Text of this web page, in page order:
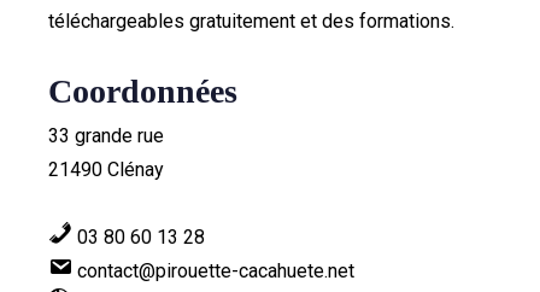
téléchargeables gratuitement et des formations.
Coordonnées
33 grande rue
21490 Clénay
03 80 60 13 28
contact@pirouette-cacahuete.net